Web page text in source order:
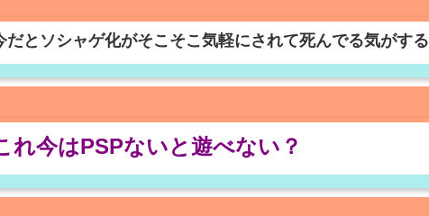
だとソシャゲ化がそこそこ気軽にされて死んでる気がする
れ今はPSPないと遊べない？